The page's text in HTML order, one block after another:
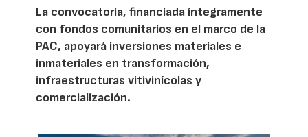
La convocatoria, financiada íntegramente
con fondos comunitarios en el marco de la
PAC, apoyará inversiones materiales e
inmateriales en transformación,
infraestructuras vitivinícolas y
comercialización.